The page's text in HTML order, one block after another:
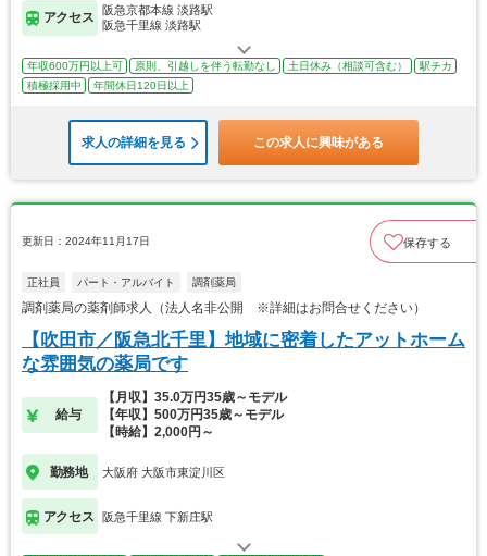
アクセス
阪急京都本線 淡路駅
阪急千里線 淡路駅
年収600万円以上可 原則、引越しを伴う転勤なし 土日休み（相談可含む）
駅チカ
積極採用中
年間休日120日以上
求人の詳細を見る この求人に興味がある
更新日：2024年11月17日 保存する
正社員 パート・アルバイト 調剤薬局
調剤薬局の薬剤師求人（法人名非公開 ※詳細はお問合せください）
【吹田市／阪急北千里】地域に密着したアットホーム
な雰囲気の薬局です
給与
【月収】35.0万円35歳～モデル
【年収】500万円35歳～モデル
【時給】2,000円～
勤務地 大阪府 大阪市東淀川区
アクセス 阪急千里線 下新庄駅